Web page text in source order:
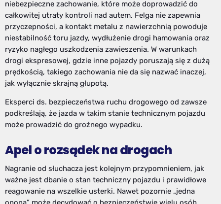
niebezpieczne zachowanie, które może doprowadzić do
całkowitej utraty kontroli nad autem. Felga nie zapewnia
przyczepności, a kontakt metalu z nawierzchnią powoduje
niestabilność toru jazdy, wydłużenie drogi hamowania oraz
ryzyko nagłego uszkodzenia zawieszenia. W warunkach
drogi ekspresowej, gdzie inne pojazdy poruszają się z dużą
prędkością, takiego zachowania nie da się nazwać inaczej,
jak wyłącznie skrajną głupotą.
Eksperci ds. bezpieczeństwa ruchu drogowego od zawsze
podkreślają, że jazda w takim stanie technicznym pojazdu
może prowadzić do groźnego wypadku.
Apel o rozsądek na drogach
Nagranie od słuchacza jest kolejnym przypomnieniem, jak
ważne jest dbanie o stan techniczny pojazdu i prawidłowe
reagowanie na wszelkie usterki. Nawet pozornie „jedna